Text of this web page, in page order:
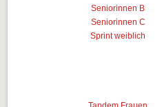
Seniorinnen B
Seniorinnen C
Sprint weiblich